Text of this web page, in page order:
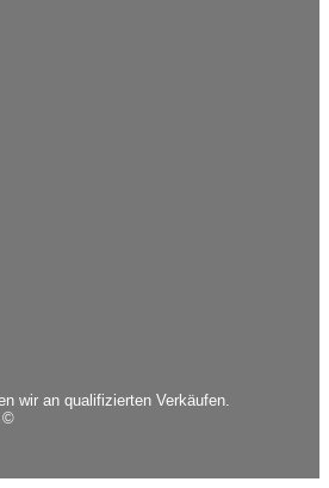
wir an qualifizierten Verkäufen.
©